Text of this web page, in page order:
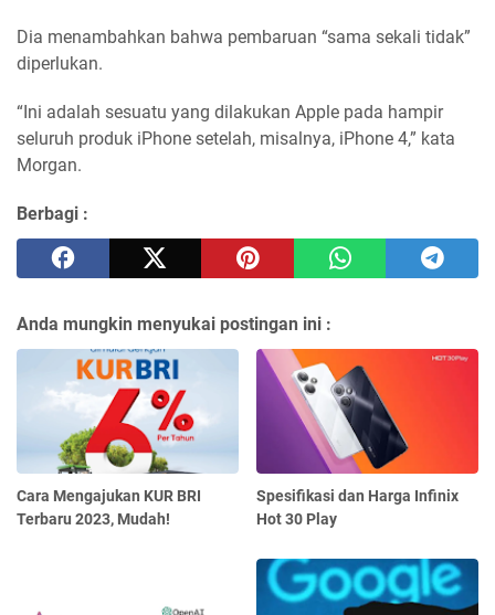
Dia menambahkan bahwa pembaruan “sama sekali tidak”
diperlukan.
“Ini adalah sesuatu yang dilakukan Apple pada hampir
seluruh produk iPhone setelah, misalnya, iPhone 4,” kata
Morgan.
Berbagi :
Anda mungkin menyukai postingan ini :
Cara Mengajukan KUR BRI
Terbaru 2023, Mudah!
Spesifikasi dan Harga Infinix
Hot 30 Play